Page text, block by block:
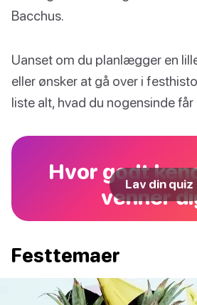
Bacchus.
Uanset om du planlægger en
eller ønsker at gå over i
liste alt, hvad du nogensinde
Hvor godt
venner
Lav din quiz
Festtemaer